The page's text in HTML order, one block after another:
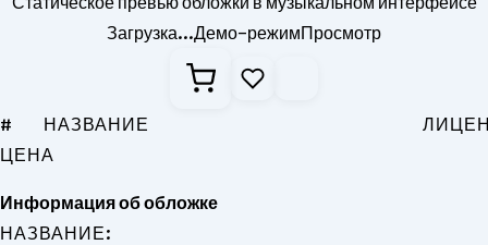
Загрузка...Демо-режимПросмотр
# НАЗВАНИЕ
ЦЕНА
Информация об обложке
НАЗВАНИЕ: